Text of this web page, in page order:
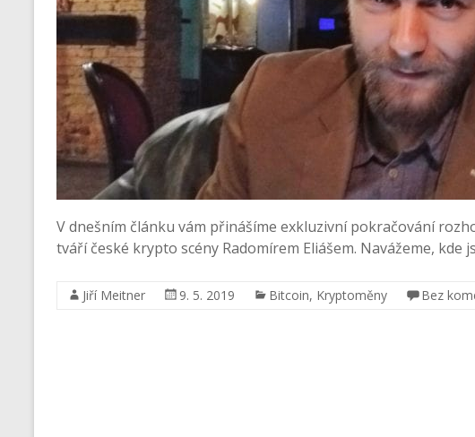
V dnešním článku vám přinášíme exkluzivní pokračování
tváří české krypto scény Radomírem Eliášem. Navážeme, kde
Jiří Meitner 9. 5. 2019 Bitcoin, Kryptoměny Bez